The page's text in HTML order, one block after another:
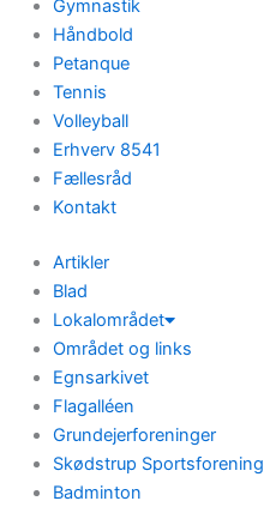
Gymnastik
Håndbold
Petanque
Tennis
Volleyball
Erhverv 8541
Fællesråd
Kontakt
Artikler
Blad
Lokalområdet
Området og links
Egnsarkivet
Flagalléen
Grundejerforeninger
Skødstrup Sportsforening
Badminton